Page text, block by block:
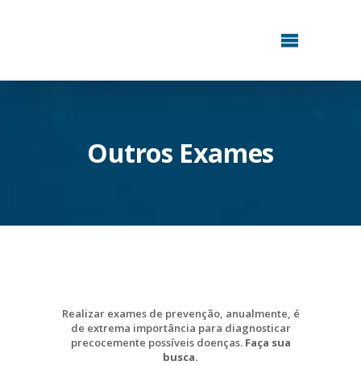
Outros Exames
Realizar exames de prevenção, anualmente, é
de extrema importância para diagnosticar
precocemente possíveis doenças. Faça sua
busca.